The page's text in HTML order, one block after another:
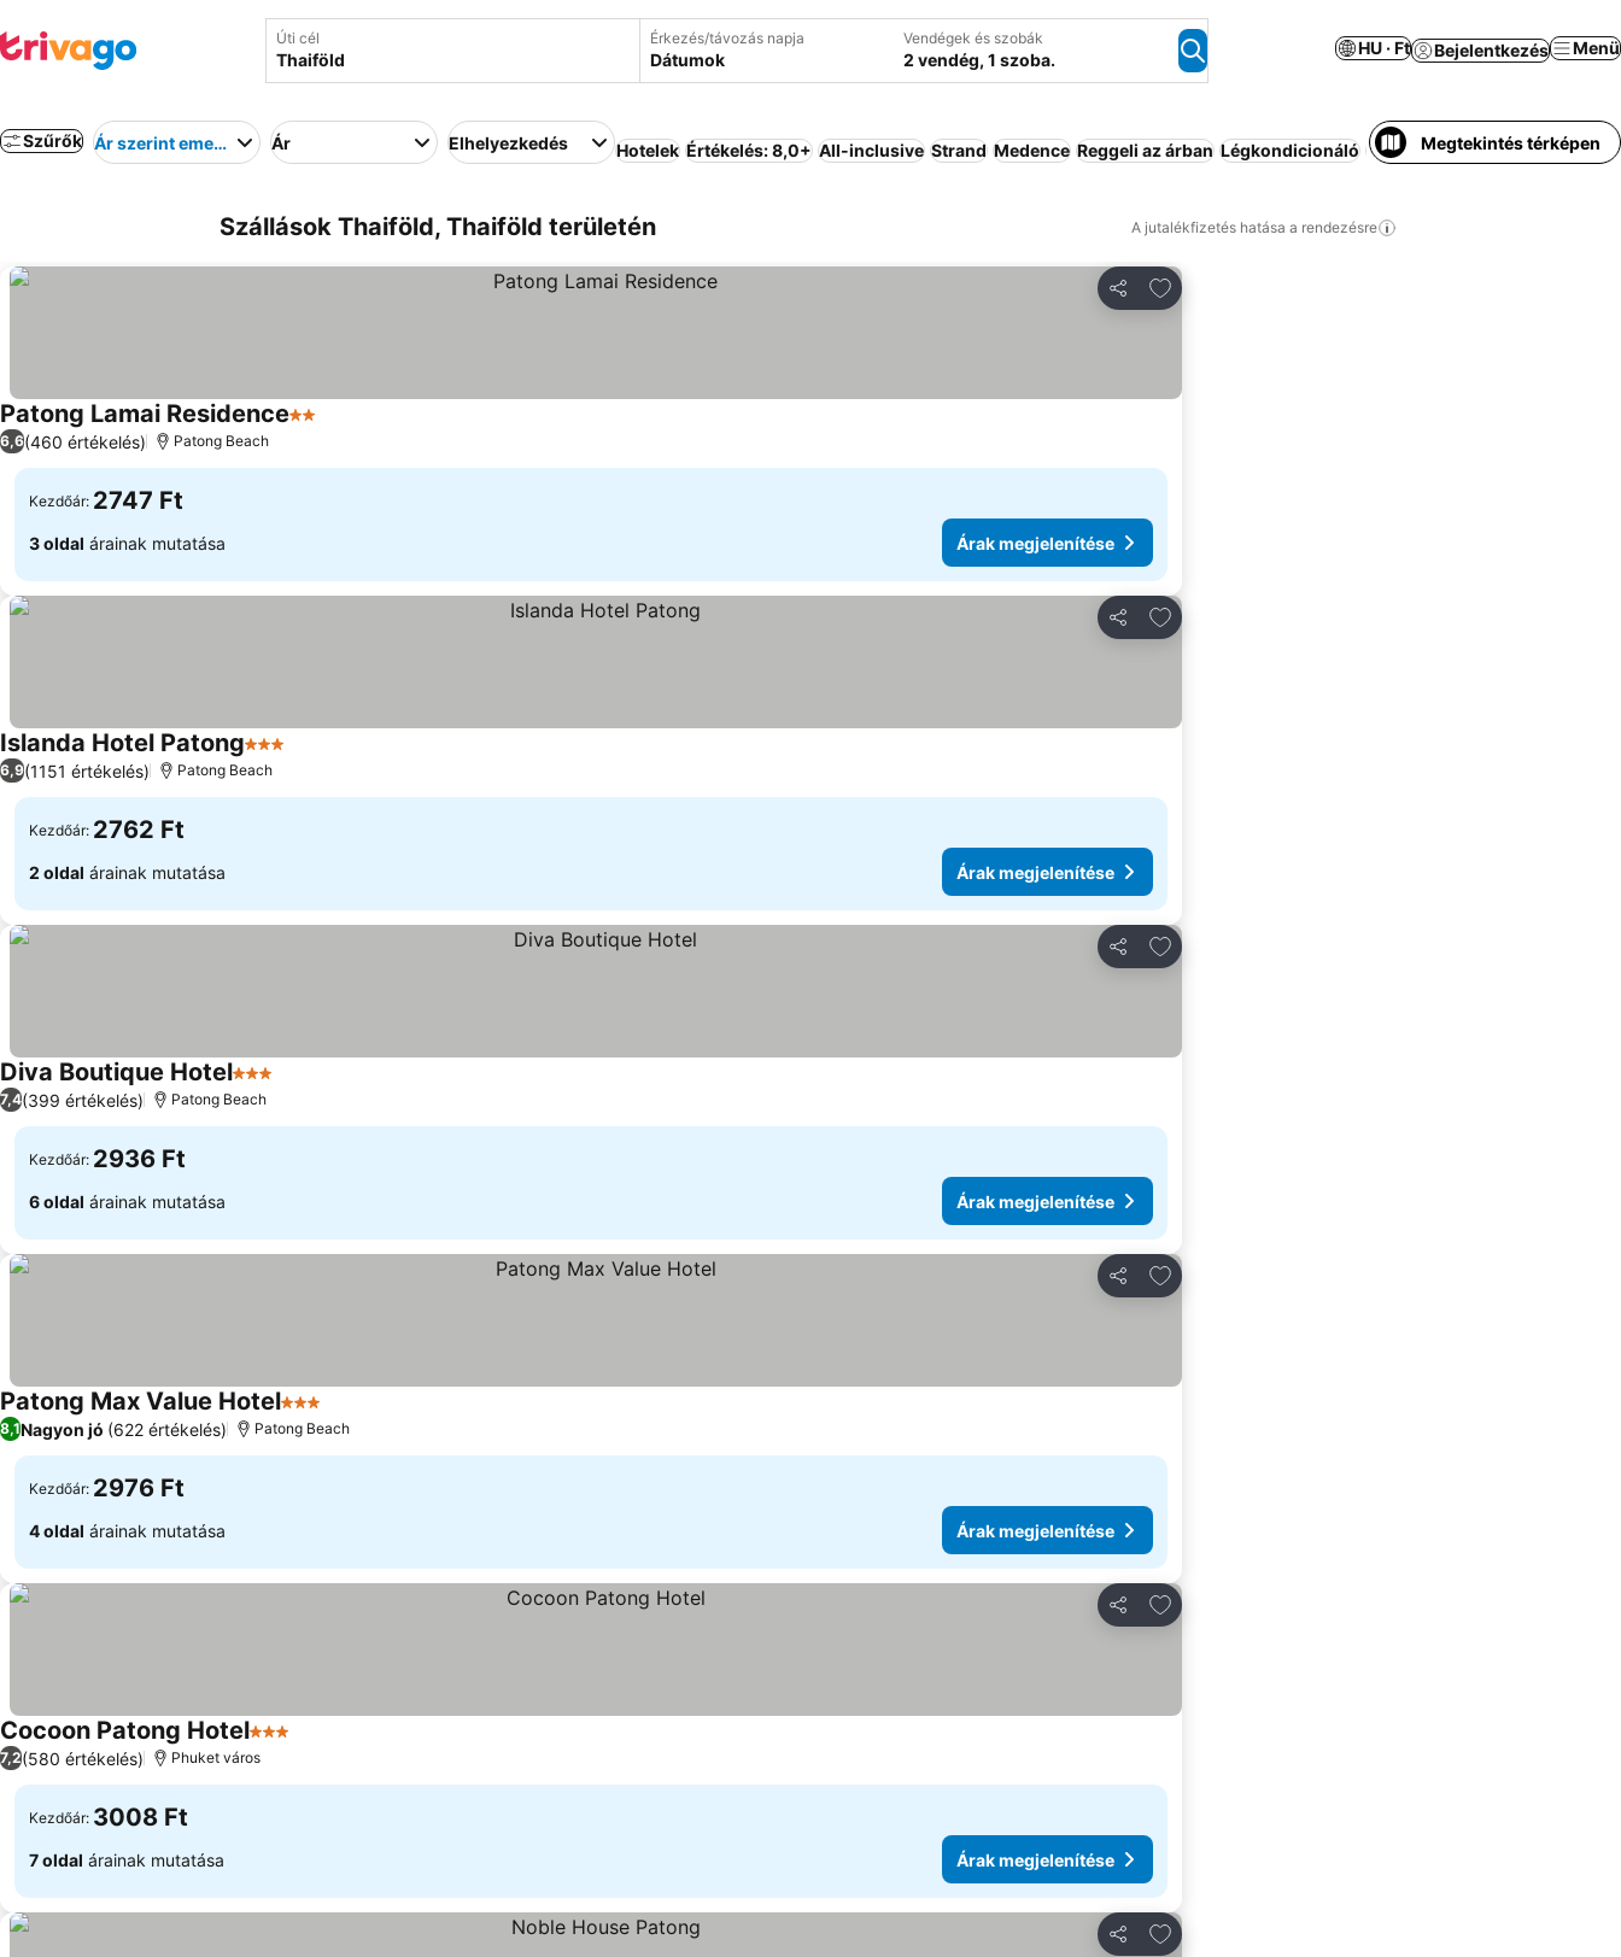
Úti cél Érkezés/távozás napja
Dátumok
Vendégek és szobák
2 vendég, 1 szoba.
HU · Ft Bejelentkezés Menü
Szűrők Ár szerint emelkedő Ár Elhelyezkedés Hotelek Értékelés: 8,0+ All-inclusive Strand Medence Reggeli az árban Légkondicionáló Üdülő Wifi Apartmanhotel
Megtekintés térképen
Szállások Thaiföld, Thaiföld területén A jutalékfizetés hatása a rendezésre
Megosztás
Hozzáadás a kedvencekhez
Patong Lamai Residence2 Kategória
6,6(460 értékelés) Patong Beach
Kezdőár: 2747 Ft
3 oldal árainak mutatása Árak megjelenítése
Megosztás
Hozzáadás a kedvencekhez
Islanda Hotel Patong3 Kategória
6,9(1151 értékelés) Patong Beach
Kezdőár: 2762 Ft
2 oldal árainak mutatása Árak megjelenítése
Megosztás
Hozzáadás a kedvencekhez
Diva Boutique Hotel3 Kategória
7,4(399 értékelés) Patong Beach
Kezdőár: 2936 Ft
6 oldal árainak mutatása Árak megjelenítése
Megosztás
Hozzáadás a kedvencekhez
Patong Max Value Hotel3 Kategória
8,1Nagyon jó (622 értékelés) Patong Beach
Kezdőár: 2976 Ft
4 oldal árainak mutatása Árak megjelenítése
Megosztás
Hozzáadás a kedvencekhez
Cocoon Patong Hotel3 Kategória
7,2(580 értékelés) Phuket város
Kezdőár: 3008 Ft
7 oldal árainak mutatása Árak megjelenítése
Megosztás
Hozzáadás a kedvencekhez